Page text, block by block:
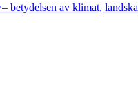
av klimat,